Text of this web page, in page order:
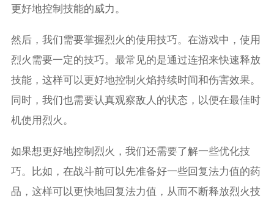
更好地控制技能的威力。
然后，我们需要掌握烈火的使用技巧。在游戏中，使用
烈火需要一定的技巧。最常见的是通过连招来快速释放
技能，这样可以更好地控制火焰持续时间和伤害效果。
同时，我们也需要认真观察敌人的状态，以便在最佳时
机使用烈火。
如果想更好地控制烈火，我们还需要了解一些优化技
巧。比如，在战斗前可以先准备好一些回复法力值的药
品，这样可以更快地回复法力值，从而不断释放烈火技